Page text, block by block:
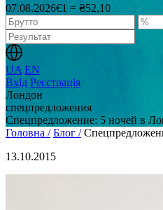
07.08.2026€1 = ₴52,10
UA EN
Вхід Реєстрація
Лондон
спецпредложения
Спецпредложение: 5 ночей в
Головна / Блог /
13.10.2015